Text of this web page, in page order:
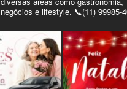
negócios e lifestyle. 📞(11) 99985-